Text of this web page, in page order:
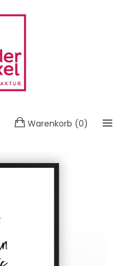
Warenkorb (0)